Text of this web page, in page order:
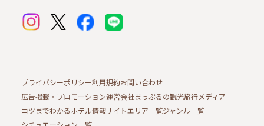
プライバシーポリシー利用規約お問い合わせ
広告掲載・プロモーション運営会社まっぷるの観光旅行メディア
コツまでわかるホテル情報サイトエリア一覧ジャンル一覧